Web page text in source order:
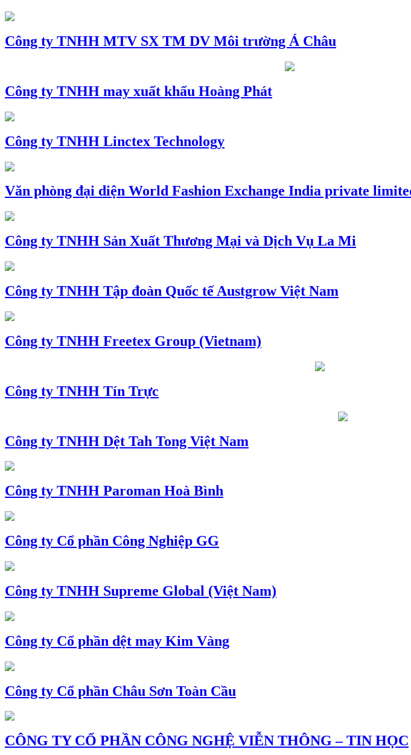
Công ty TNHH MTV SX TM DV Môi trường Á Châu
Công ty TNHH may xuất khẩu Hoàng Phát
Công ty TNHH Linctex Technology
Văn phòng đại diện World Fashion Exchange India private
Công ty TNHH Sản Xuất Thương Mại và Dịch Vụ La Mi
Công ty TNHH Tập đoàn Quốc tế Austgrow Việt Nam
Công ty TNHH Freetex Group (Vietnam)
Công ty TNHH Tín Trực
Công ty TNHH Dệt Tah Tong Việt Nam
Công ty TNHH Paroman Hoà Bình
Công ty Cổ phần Công Nghiệp GG
Công ty TNHH Supreme Global (Việt Nam)
Công ty Cổ phần dệt may Kim Vàng
Công ty Cổ phần Châu Sơn Toàn Cầu
CÔNG TY CỔ PHẦN CÔNG NGHỆ VIỄN THÔNG – TIN HỌC